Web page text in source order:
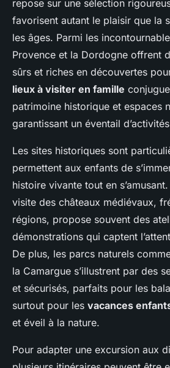
repose sur une sélection
favorisent autant le plaisir que la
les âges. Parmi les
Provence et la Dordogne offrent
sûrs et riches en découvertes
lieux à visiter en famille
patrimoine historique et espaces
garantissant un éventail
Les sites historiques sont
permettent aux enfants de
histoire vivante tout en
visite des châteaux médiévaux,
régions, propose souvent des
démonstrations qui captent
De plus, les parcs naturels
la Camargue s’illustrent par des
et sécurisés, parfaits pour les
surtout pour les vacances
et éveil à la nature.
Pour adapter une excursion aux